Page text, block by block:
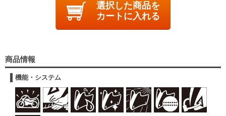
選択した商品を
カートに入れる
商品情報
機能・システム